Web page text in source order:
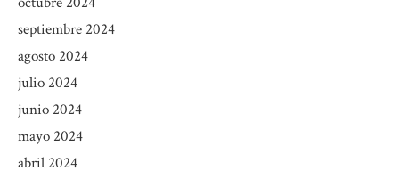
septiembre 2024
agosto 2024
julio 2024
junio 2024
mayo 2024
abril 2024